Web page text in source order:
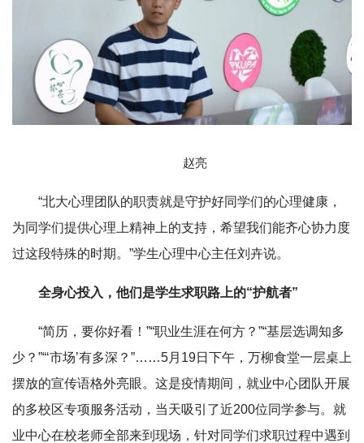
赵亮
“北大心理团队的职责就是守护好同学们的心理健康，
为同学们提供心理上精神上的支持，希望我们能齐心协力度
过这段特殊的时期。”学生心理中心主任刘卉说。
全身心投入，他们是学生求职路上的“护航者”
“简历，要你好看！”“职业生涯在何方？”“基层选调知多
少？”“‘市场’有多深？”……5月19日下午，万柳食堂一层桌上
摆放的宣传语格外亮眼。这是疫情期间，就业中心团队开展
的多校区专项服务活动，当天吸引了近200位同学参与。就
业中心在校老师全部来到现场，针对同学们求职过程中遇到